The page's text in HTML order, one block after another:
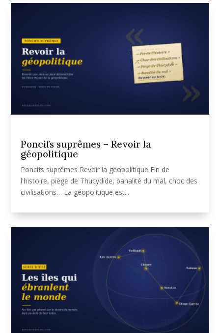
Poncifs suprêmes – Revoir la
géopolitique
Poncifs suprêmes Revoir la géopolitique Fin de
l'histoire, piège de Thucydide, banalité du mal, choc des
civilisations… La géopolitique est...